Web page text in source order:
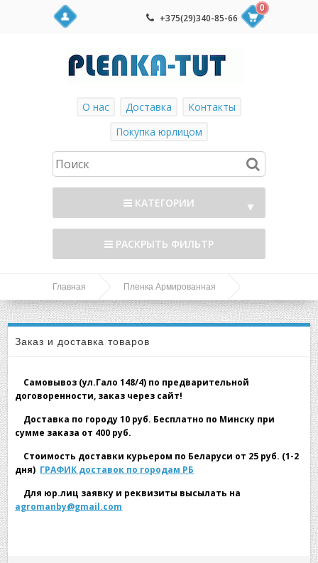
+375(29)340-85-66
0
О нас Доставка
Контакты
Покупка юрлицом
КАТЕГОРИИ ▼
РАСКРЫТЬ ФИЛЬТР
▼
Главная Пленка Армированная
Пленка армированная ''ЗОЗП'' 4/200/25
Заказ и доставка товаров
Самовывоз (ул.Гало 148/4) по предварительной
договоренности, заказ через сайт!
Доставка по городу 10 руб. Бесплатно по Минску при
сумме заказа от 400 руб.
Стоимость доставки курьером по Беларуси от 25 руб. (1-2
дня) ГРАФИК доставок по городам РБ
Для юр.лиц заявку и реквизиты высылать на
agromanby@gmail.com